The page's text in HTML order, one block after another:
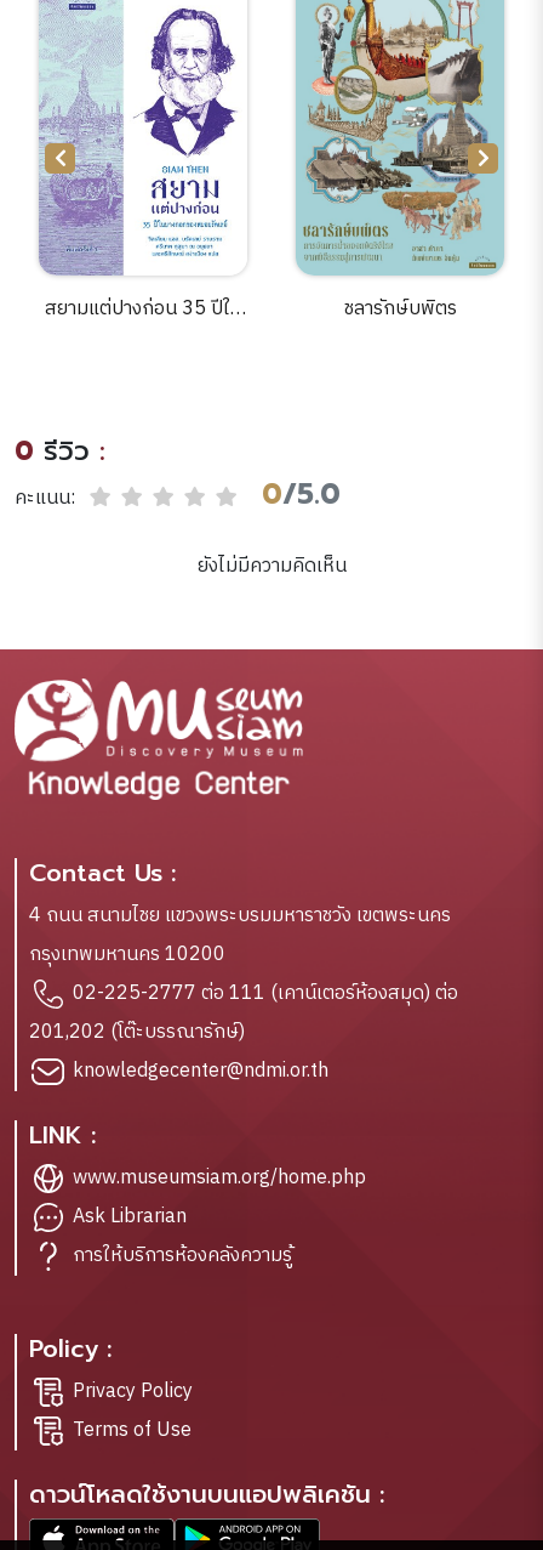
สยามแต่ปางก่อน 35 ปีใน
ชลารักษ์บพิตร
0 รีวิว :
คะแนน: 0/5.0
ยังไม่มีความคิดเห็น
Contact Us :
4 ถนน สนามไชย แขวงพระบรมมหาราชวัง เขตพระนคร
กรุงเทพมหานคร 10200
02-225-2777 ต่อ 111 (เคาน์เตอร์ห้องสมุด) ต่อ
201,202 (โต๊ะบรรณารักษ์)
knowledgecenter@ndmi.or.th
LINK :
www.museumsiam.org/home.php
Ask Librarian
การให้บริการห้องคลังความรู้
Policy :
Privacy Policy
Terms of Use
ดาวน์โหลดใช้งานบนแอปพลิเคชัน :